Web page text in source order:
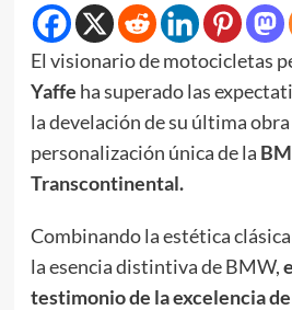
El visionario de motocicletas
Yaffe ha superado las
la develación de su última
personalización única de la
Transcontinental.
Combinando la estética
la esencia distintiva de BMW,
testimonio de la excelencia